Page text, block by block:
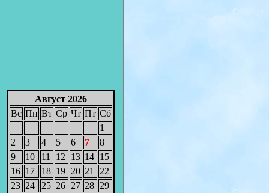
Август 2026
Вс Пн Вт Ср Чт Пт Сб
1
2
3 4 5 6 7
8
9
10 11 12 13 14 15
16 17 18 19 20 21
22
23 24 25 26 27 28 29